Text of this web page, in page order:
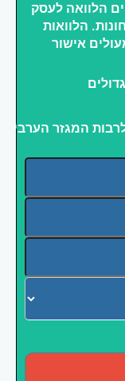
הלוואה לעסק
הלוואות
מעולים אישור
המגזר הערבי